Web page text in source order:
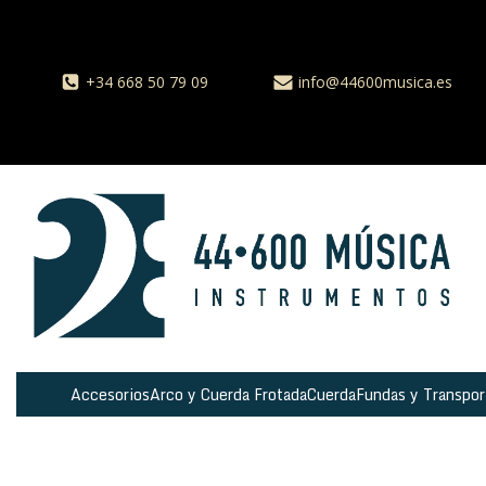
+34 668 50 79 09 info@44600musica.es
AccesoriosArco y Cuerda FrotadaCuerdaFundas y